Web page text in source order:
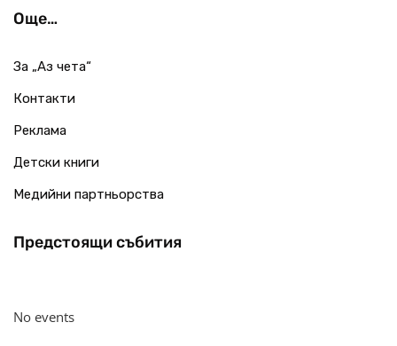
Още…
За „Аз чета“
Контакти
Реклама
Детски книги
Медийни партньорства
Предстоящи събития
No events